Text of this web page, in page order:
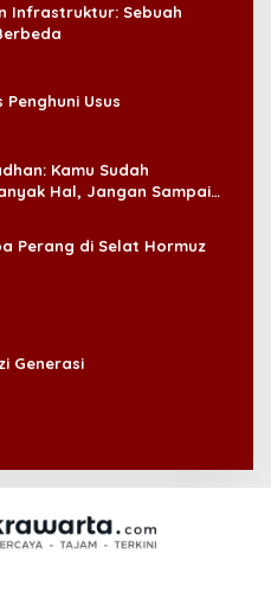
Infrastruktur: Sebuah
Usus
Kamu Sudah
Hal, Jangan Sampai
Perang di Selat Hormuz
Generasi